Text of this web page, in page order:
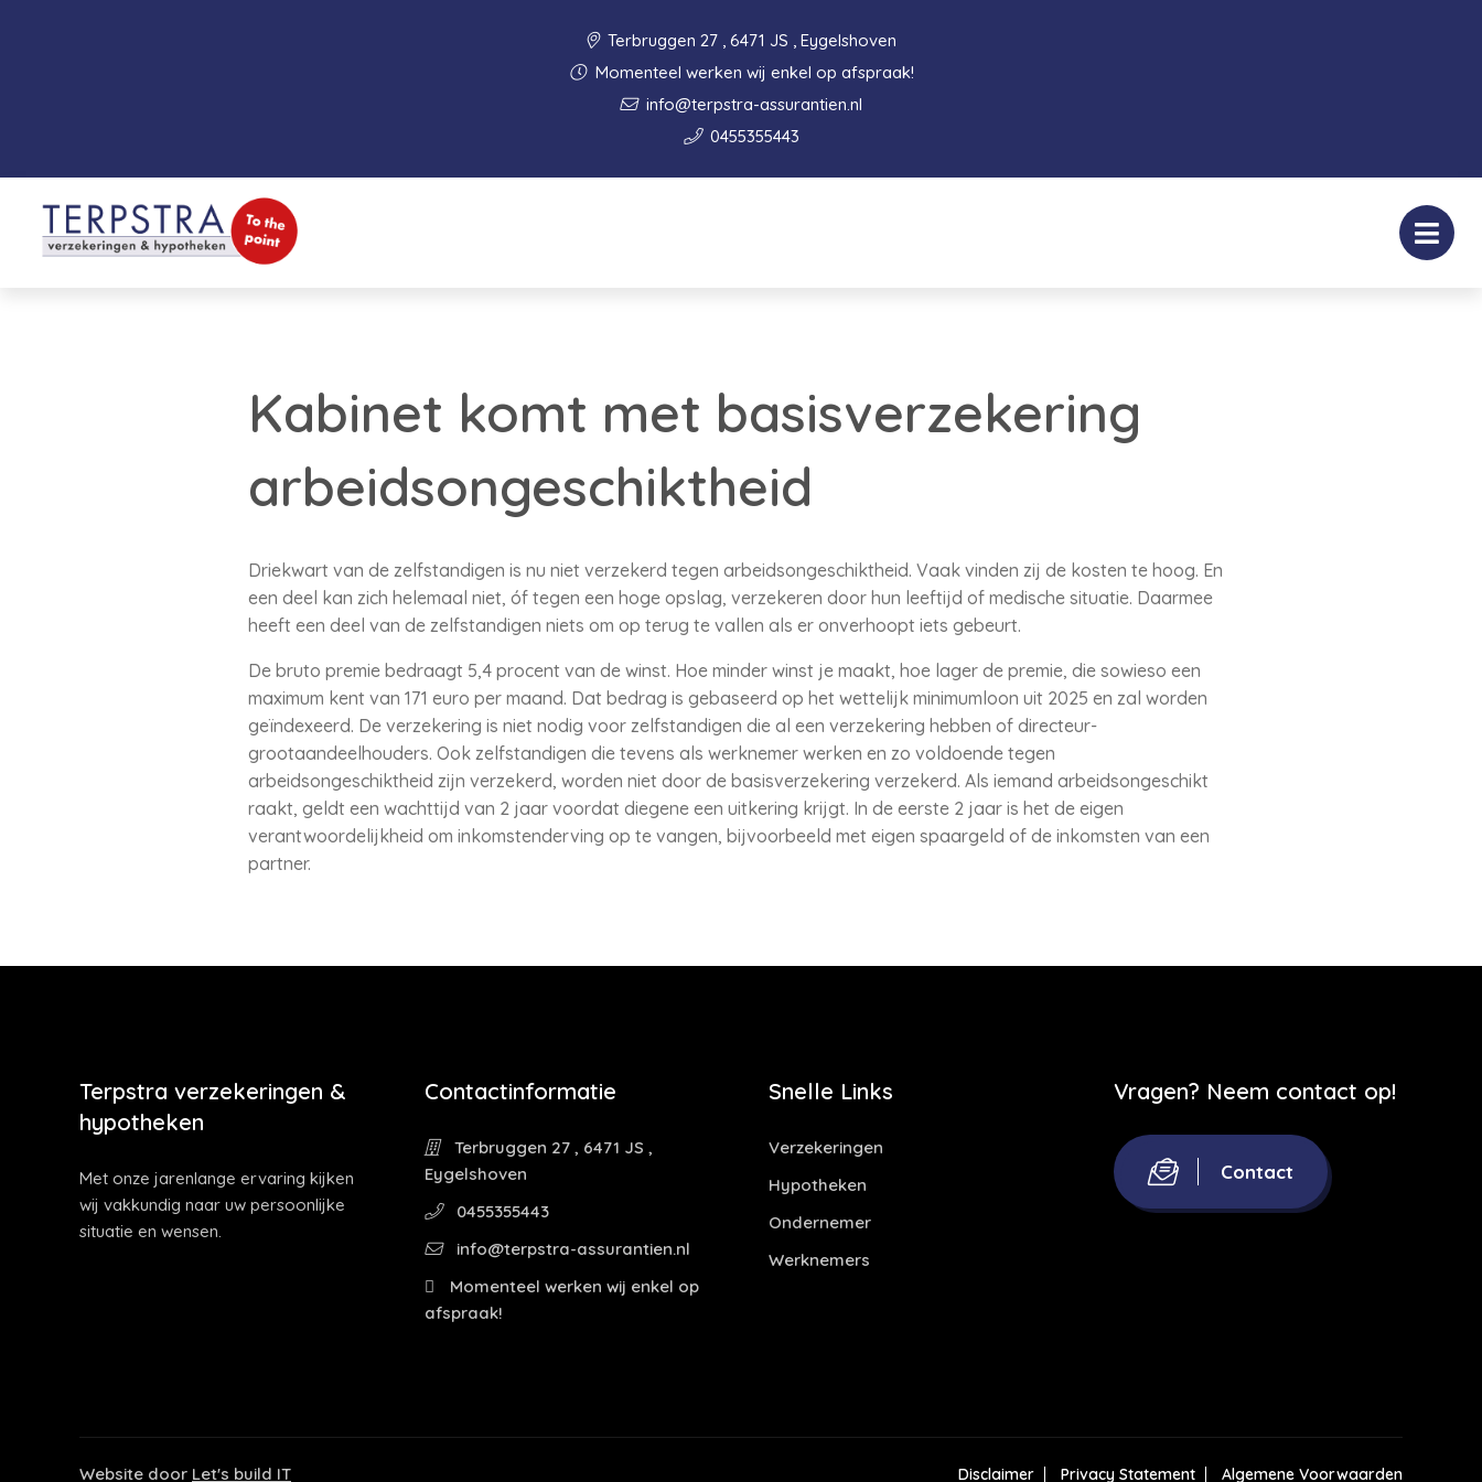
Terbruggen 27 , 6471 JS , Eygelshoven
Momenteel werken wij enkel op afspraak!
info@terpstra-assurantien.nl
0455355443
Kabinet komt met basisverzekering
arbeidsongeschiktheid
Driekwart van de zelfstandigen is nu niet verzekerd tegen arbeidsongeschiktheid. Vaak vinden zij de kosten te hoog. En
een deel kan zich helemaal niet, óf tegen een hoge opslag, verzekeren door hun leeftijd of medische situatie. Daarmee
heeft een deel van de zelfstandigen niets om op terug te vallen als er onverhoopt iets gebeurt.
De bruto premie bedraagt 5,4 procent van de winst. Hoe minder winst je maakt, hoe lager de premie, die sowieso een
maximum kent van 171 euro per maand. Dat bedrag is gebaseerd op het wettelijk minimumloon uit 2025 en zal worden
geïndexeerd. De verzekering is niet nodig voor zelfstandigen die al een verzekering hebben of directeur-
grootaandeelhouders. Ook zelfstandigen die tevens als werknemer werken en zo voldoende tegen
arbeidsongeschiktheid zijn verzekerd, worden niet door de basisverzekering verzekerd. Als iemand arbeidsongeschikt
raakt, geldt een wachttijd van 2 jaar voordat diegene een uitkering krijgt. In de eerste 2 jaar is het de eigen
verantwoordelijkheid om inkomstenderving op te vangen, bijvoorbeeld met eigen spaargeld of de inkomsten van een
partner.
Terpstra verzekeringen &
hypotheken
Met onze jarenlange ervaring kijken
wij vakkundig naar uw persoonlijke
situatie en wensen.
Contactinformatie
Terbruggen 27 , 6471 JS ,
Eygelshoven
0455355443
info@terpstra-assurantien.nl
Momenteel werken wij enkel op
afspraak!
Snelle Links
Verzekeringen
Hypotheken
Ondernemer
Werknemers
Vragen? Neem contact op!
Contact
Website door Let's build IT Disclaimer Privacy Statement Algemene Voorwaarden